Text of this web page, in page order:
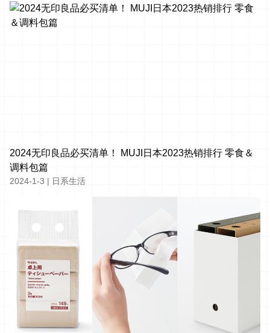
2024无印良品必买清单！ MUJI日本2023热销排行 零食＆
调料包篇
2024-1-3 | 日系生活